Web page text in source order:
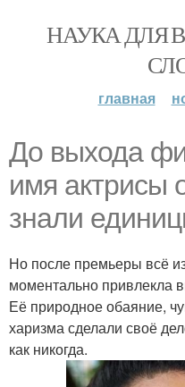
НАУКА ДЛЯ
главная
До выхода
имя актрисы
знали
Но после премьеры всё
моментально привлекла
Её природное обаяние,
харизма сделали своё
как никогда.